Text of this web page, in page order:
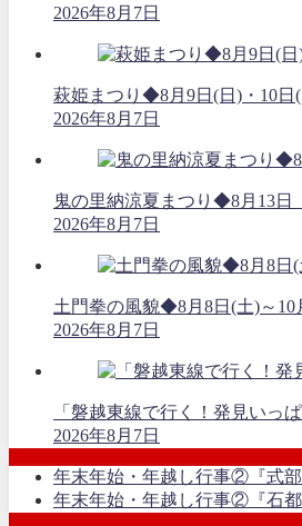
2026年8月7日
萩姫まつり◆8月9日(日)・10日
2026年8月7日
鬼の里納涼夏まつり◆8月13日
2026年8月7日
土門拳の風貌◆8月8日(土)～10
2026年8月7日
「磐越東線で行く！発見いっ
2026年8月7日
年末年始・年越し行事②『式
年末年始・年越し行事②『石